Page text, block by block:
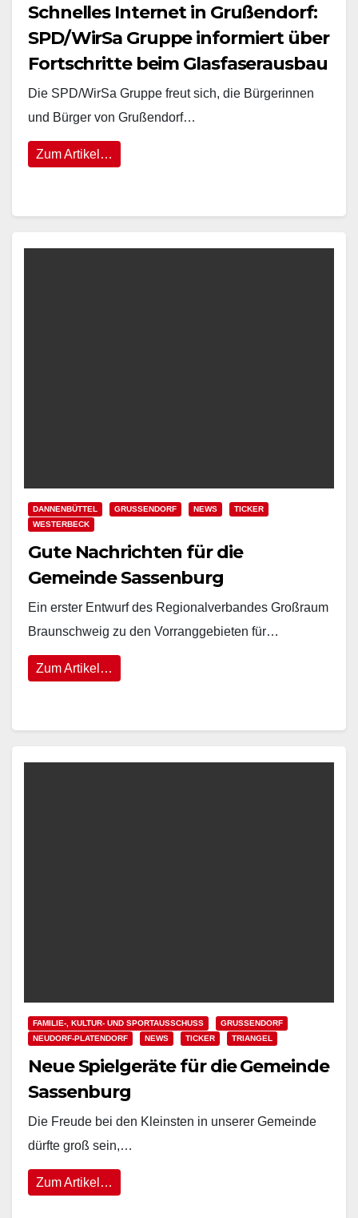
Schnelles Internet in Grußendorf:
SPD/WirSa Gruppe informiert über
Fortschritte beim Glasfaserausbau
Die SPD/WirSa Gruppe freut sich, die Bürgerinnen
und Bürger von Grußendorf…
Zum Artikel…
DANNENBÜTTEL GRUSSENDORF NEWS
TICKER
WESTERBECK
Gute Nachrichten für die
Gemeinde Sassenburg
Ein erster Entwurf des Regionalverbandes Großraum
Braunschweig zu den Vorranggebieten für…
Zum Artikel…
FAMILIE-, KULTUR- UND SPORTAUSSCHUSS
GRUSSENDORF
NEUDORF-PLATENDORF
NEWS TICKER TRIANGEL
Neue Spielgeräte für die Gemeinde
Sassenburg
Die Freude bei den Kleinsten in unserer Gemeinde
dürfte groß sein,…
Zum Artikel…